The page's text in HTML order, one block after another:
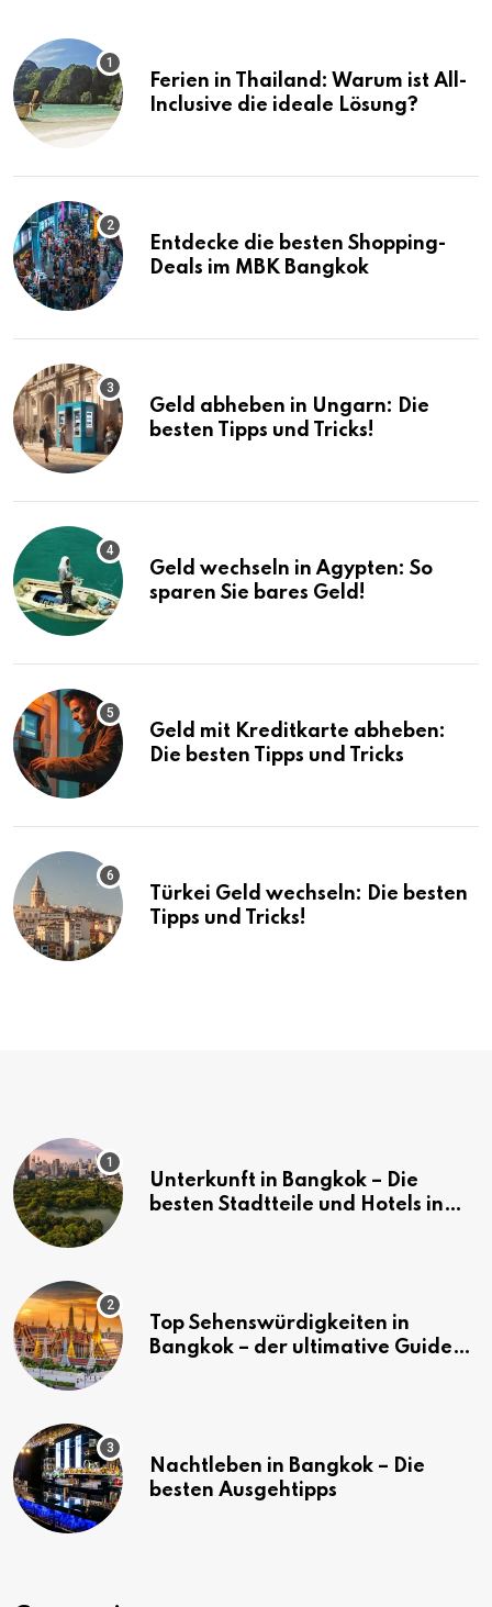
Ferien in Thailand: Warum ist All-
Inclusive die ideale Lösung?
Entdecke die besten Shopping-
Deals im MBK Bangkok
Geld abheben in Ungarn: Die
besten Tipps und Tricks!
Geld wechseln in Ägypten: So
sparen Sie bares Geld!
Geld mit Kreditkarte abheben:
Die besten Tipps und Tricks
Türkei Geld wechseln: Die besten
Tipps und Tricks!
Unterkunft in Bangkok – Die
besten Stadtteile und Hotels in
Top Sehenswürdigkeiten in
Bangkok – der ultimative Guide
Nachtleben in Bangkok – Die
besten Ausgehtipps